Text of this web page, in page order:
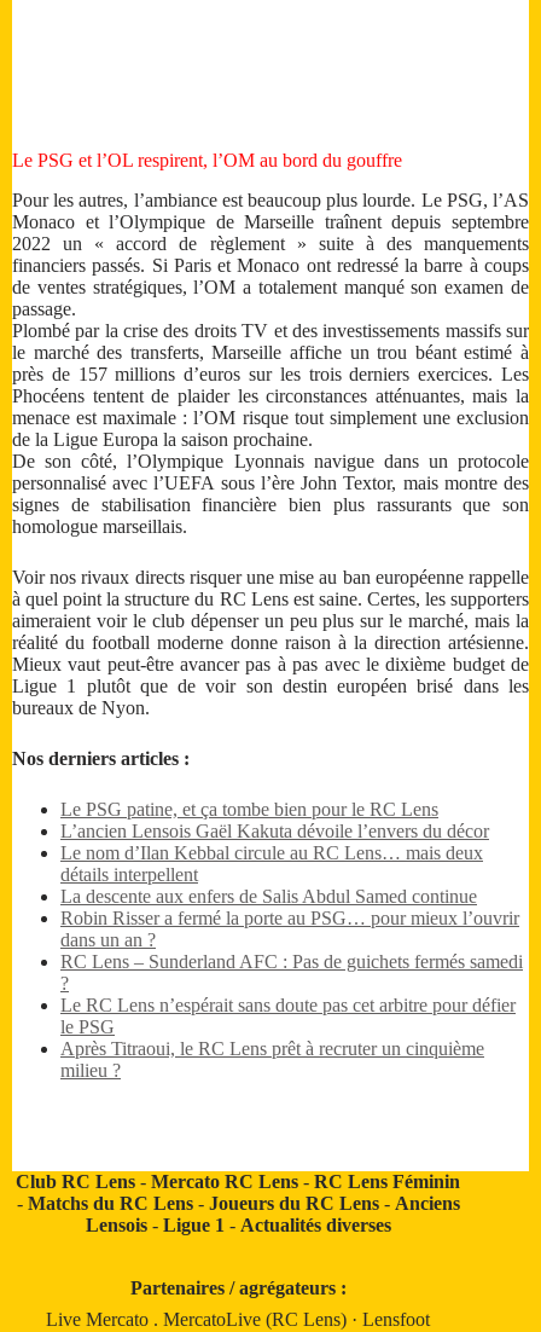
Le PSG et l’OL respirent, l’OM au bord du gouffre
Pour les autres, l’ambiance est beaucoup plus lourde. Le PSG, l’AS
Monaco et l’Olympique de Marseille traînent depuis septembre
2022 un « accord de règlement » suite à des manquements
financiers passés. Si Paris et Monaco ont redressé la barre à coups
de ventes stratégiques, l’OM a totalement manqué son examen de
passage.
Plombé par la crise des droits TV et des investissements massifs sur
le marché des transferts, Marseille affiche un trou béant estimé à
près de 157 millions d’euros sur les trois derniers exercices. Les
Phocéens tentent de plaider les circonstances atténuantes, mais la
menace est maximale : l’OM risque tout simplement une exclusion
de la Ligue Europa la saison prochaine.
De son côté, l’Olympique Lyonnais navigue dans un protocole
personnalisé avec l’UEFA sous l’ère John Textor, mais montre des
signes de stabilisation financière bien plus rassurants que son
homologue marseillais.
Voir nos rivaux directs risquer une mise au ban européenne rappelle
à quel point la structure du RC Lens est saine. Certes, les supporters
aimeraient voir le club dépenser un peu plus sur le marché, mais la
réalité du football moderne donne raison à la direction artésienne.
Mieux vaut peut-être avancer pas à pas avec le dixième budget de
Ligue 1 plutôt que de voir son destin européen brisé dans les
bureaux de Nyon.
Nos derniers articles :
Le PSG patine, et ça tombe bien pour le RC Lens
L’ancien Lensois Gaël Kakuta dévoile l’envers du décor
Le nom d’Ilan Kebbal circule au RC Lens… mais deux
détails interpellent
La descente aux enfers de Salis Abdul Samed continue
Robin Risser a fermé la porte au PSG… pour mieux l’ouvrir
dans un an ?
RC Lens – Sunderland AFC : Pas de guichets fermés samedi
?
Le RC Lens n’espérait sans doute pas cet arbitre pour défier
le PSG
Après Titraoui, le RC Lens prêt à recruter un cinquième
milieu ?
Club RC Lens -Mercato RC Lens -RC Lens Féminin
- Matchs du RC Lens- Joueurs du RC Lens- Anciens
Lensois- Ligue 1 - Actualités diverses
Partenaires / agrégateurs :
Live Mercato .MercatoLive (RC Lens) ·Lensfoot